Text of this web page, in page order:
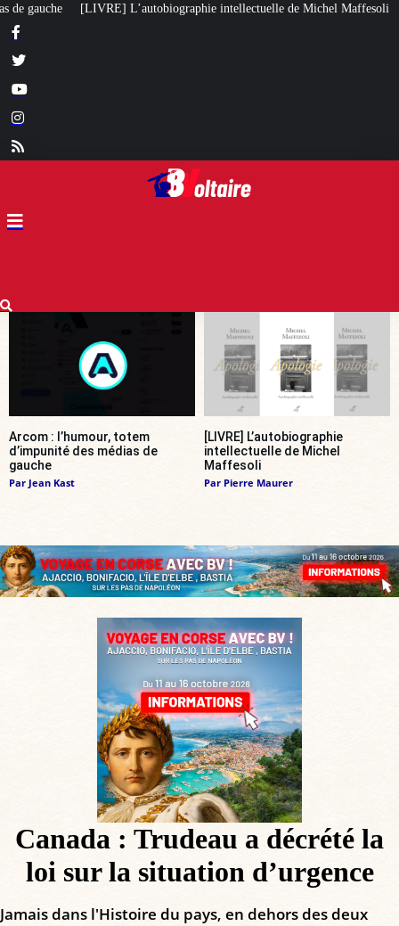
intellectuelle de Michel Maffesoli Pour regagner son influence en
Arcom : l’humour, totem
d’impunité des médias de
gauche
Par Jean Kast
[LIVRE] L’autobiographie
intellectuelle de Michel
Maffesoli
Par Pierre Maurer
Canada : Trudeau a décrété la
loi sur la situation d’urgence
Jamais dans l'Histoire du pays, en dehors des deux